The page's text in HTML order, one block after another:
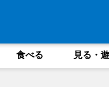
食べる 見る・